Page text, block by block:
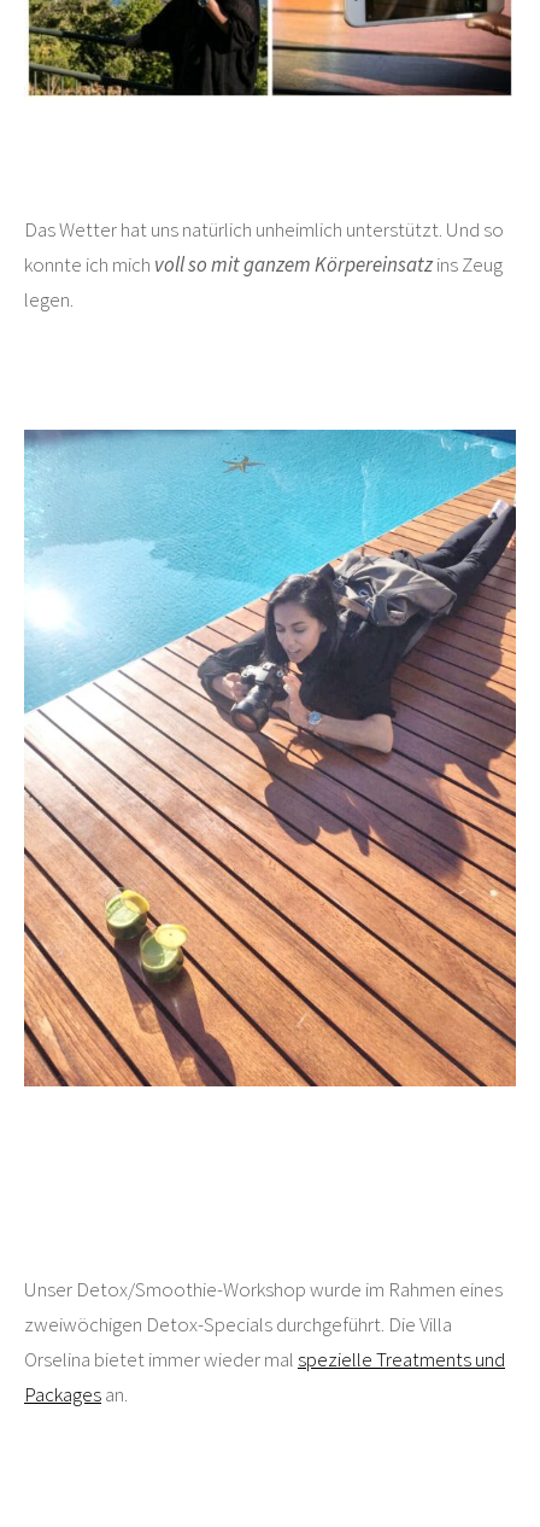
Das Wetter hat uns natürlich unheimlich unterstützt. Und so
konnte ich mich voll so mit ganzem Körpereinsatzins Zeug
legen.
Unser Detox/Smoothie-Workshop wurde im Rahmen eines
zweiwöchigen Detox-Specials durchgeführt. Die Villa
Orselina bietet immer wieder malspezielle Treatments und
Packagesan.